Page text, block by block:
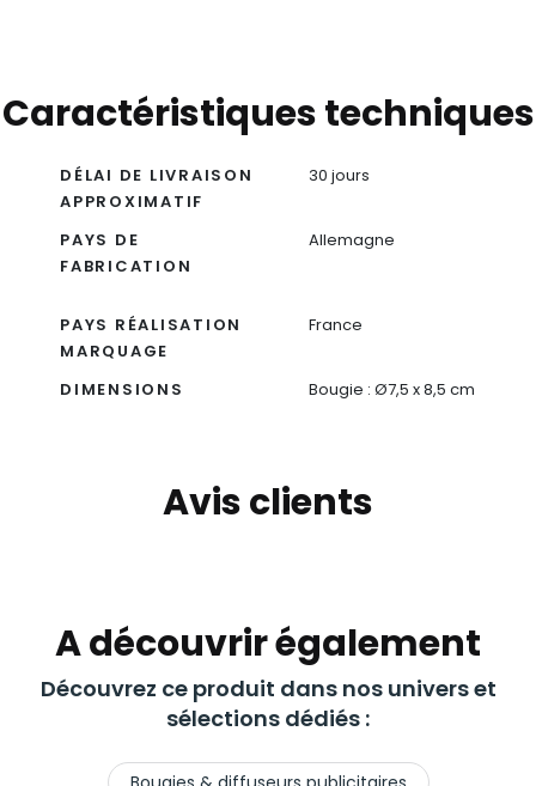
Caractéristiques techniques
DÉLAI DE LIVRAISON
APPROXIMATIF
30 jours
PAYS DE
FABRICATION
Allemagne
PAYS RÉALISATION
MARQUAGE
France
DIMENSIONS Bougie : Ø7,5 x 8,5 cm
Avis clients
A découvrir également
Découvrez ce produit dans nos univers et
sélections dédiés :